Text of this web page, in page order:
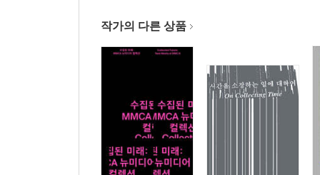
작가의 다른 상품